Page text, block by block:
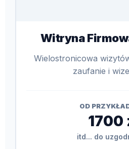
Witryna
Wielostronicowa
zaufanie i
OD
1700
itd... do